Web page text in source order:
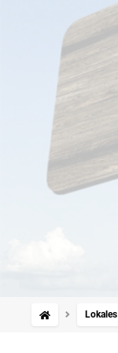
Lokales